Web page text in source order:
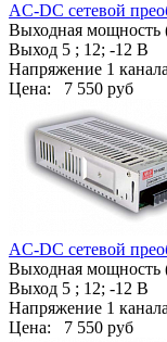
AC-DC сетевой
Выходная мощность
Выход 5 ; 12; -12 В
Напряжение 1
Цена: 7 550 руб
AC-DC сетевой
Выходная мощность
Выход 5 ; 12; -12 В
Напряжение 1
Цена: 7 550 руб